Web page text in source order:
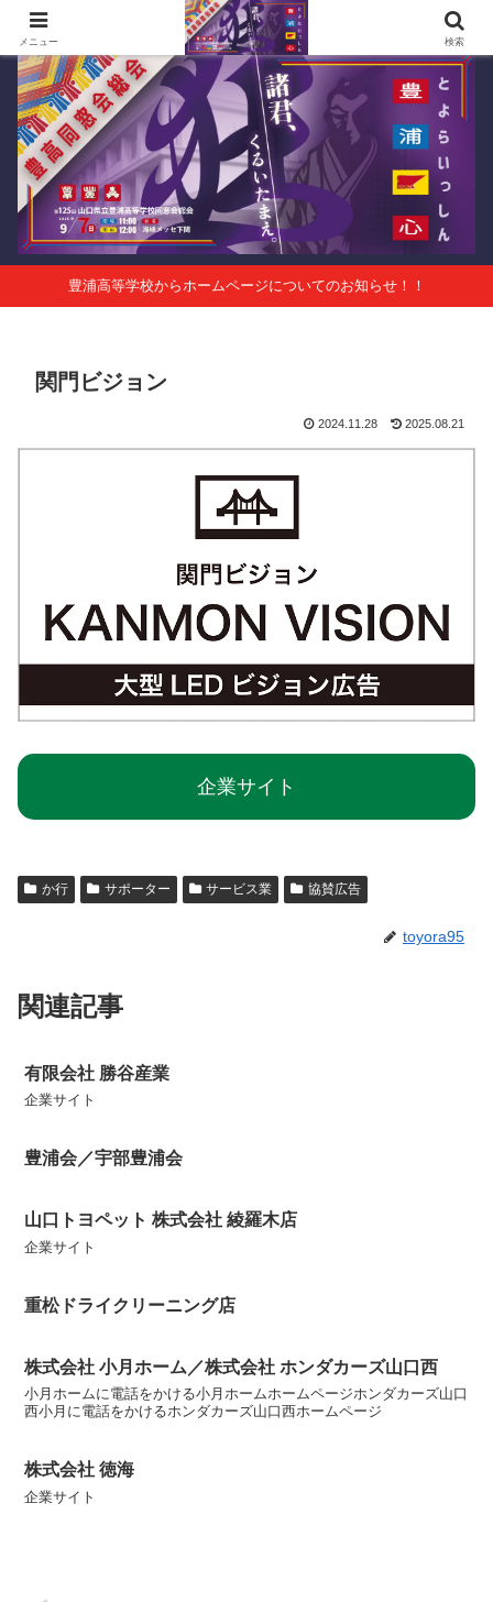
第125回山口県立豊浦高等学校同窓会総会 会報Vol.63
豊浦高等学校からホームページについてのお知らせ！！
関門ビジョン
2024.11.28 2025.08.21
企業サイト
か行 サポーター サービス業 協賛広告
toyora95
関連記事
有限会社 勝谷産業
企業サイト
豊浦会／宇部豊浦会
山口トヨペット 株式会社 綾羅木店
企業サイト
重松ドライクリーニング店
株式会社 小月ホーム／株式会社 ホンダカーズ山口西
小月ホームに電話をかける小月ホームホームページホンダカーズ山口
西小月に電話をかけるホンダカーズ山口西ホームページ
株式会社 徳海
企業サイト
メニュー 検索